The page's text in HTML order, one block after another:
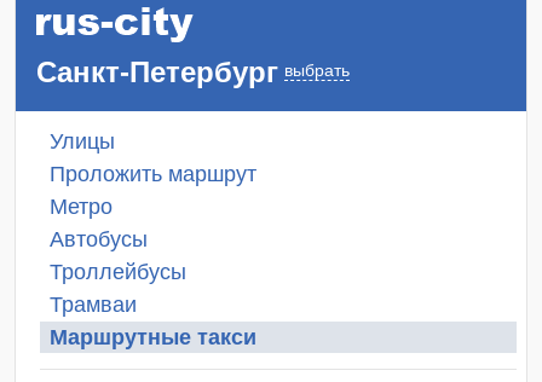
Санкт-Петербург выбрать
Улицы
Проложить маршрут
Метро
Автобусы
Троллейбусы
Трамваи
Маршрутные такси